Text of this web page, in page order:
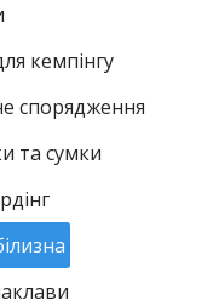
та сумки
спорядження
кемпінгу